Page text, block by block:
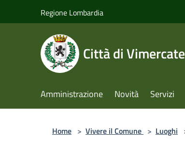
Regione Lombardia
Città di Vimercate
Amministrazione Novità Servizi
Home > Vivere il Comune > Luoghi